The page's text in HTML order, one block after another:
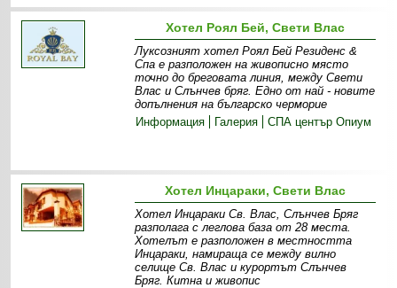
Хотел Роял Бей, Свети Влас
Луксозният хотел Роял Бей Резиденс &
Спа е разположен на живописно място
точно до бреговата линия, между Свети
Влас и Слънчев бряг. Едно от най - новите
допълнения на българско черморие
Информация
Галерия СПА център Опиум
Хотел Инцараки, Свети Влас
Хотел Инцараки Св. Влас, Слънчев Бряг
разполага с леглова база от 28 места.
Хотелът е разположен в местността
Инцараки, намираща се между вилно
селище Св. Влас и курортът Слънчев
Бряг. Китна и живопис